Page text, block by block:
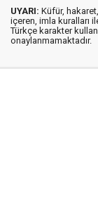
UYARI: Küfür,
içeren, imla kuralları
Türkçe karakter
onaylanmamaktadır.